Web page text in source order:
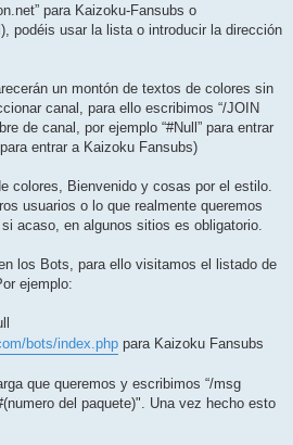
para Kaizoku-Fansubs o
podéis usar la lista o introducir la dirección
un montón de textos de colores sin
canal, para ello escribimos “/JOIN
de canal, por ejemplo “#Null” para entrar
entrar a Kaizoku Fansubs)
colores, Bienvenido y cosas por el estilo.
usuarios o lo que realmente queremos
acaso, en algunos sitios es obligatorio.
los Bots, para ello visitamos el listado de
ejemplo:
bots/index.php para Kaizoku Fansubs
que queremos y escribimos “/msg
del paquete)". Una vez hecho esto